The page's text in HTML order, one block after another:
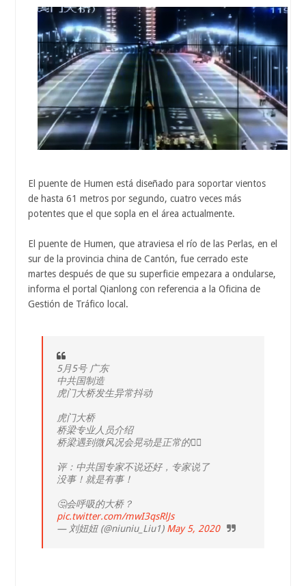
El puente de Humen está diseñado para soportar vientos
de hasta 61 metros por segundo, cuatro veces más
potentes que el que sopla en el área actualmente.
El puente de Humen, que atraviesa el río de las Perlas, en el
sur de la provincia china de Cantón, fue cerrado este
martes después de que su superficie empezara a ondularse,
informa el portal Qianlong con referencia a la Oficina de
Gestión de Tráfico local.
5月5号 广东
中共国制造
虎门大桥发生异常抖动
虎门大桥
桥梁专业人员介绍
桥梁遇到微风况会晃动是正常的🤷‍♀️
评：中共国专家不说还好，专家说了
没事！就是有事！
🤔会呼吸的大桥？
pic.twitter.com/mwI3qsRlJs
— 刘妞妞 (@niuniu_Liu1) May 5, 2020